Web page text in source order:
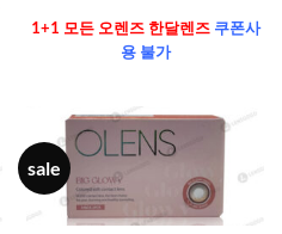
가됨
1+1 모든 오렌즈 한달렌즈쿠폰사
용 불가
sale